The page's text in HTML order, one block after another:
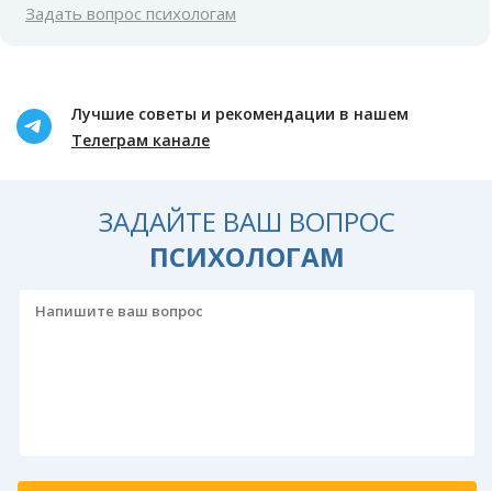
Задать вопрос психологам
Лучшие советы и рекомендации в нашем
Телеграм канале
ЗАДАЙТЕ ВАШ ВОПРОС
ПСИХОЛОГАМ